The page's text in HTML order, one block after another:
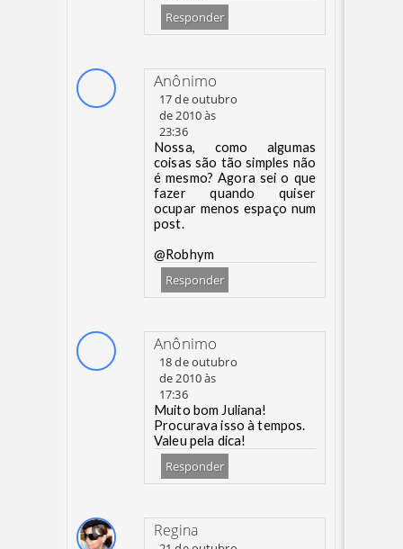
Responder
Anônimo
17 de outubro
de 2010 às
23:36
Nossa, como algumas
coisas são tão simples não
é mesmo? Agora sei o que
fazer quando quiser
ocupar menos espaço num
post.
@Robhym
Responder
Anônimo
18 de outubro
de 2010 às
17:36
Muito bom Juliana!
Procurava isso à tempos.
Valeu pela dica!
Responder
Regina